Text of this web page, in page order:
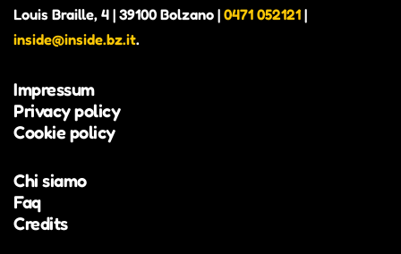
Louis Braille, 4 | 39100 Bolzano | 0471 052121 |
inside@inside.bz.it.
Impressum
Privacy policy
Cookie policy
Chi siamo
Faq
Credits